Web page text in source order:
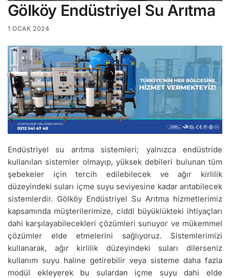
Gölköy Endüstriyel Su Arıtma
1 OCAK 2024
Endüstriyel su arıtma sistemleri; yalnızca endüstride
kullanılan sistemler olmayıp, yüksek debileri bulunan tüm
şebekeler için tercih edilebilecek ve ağır kirlilik
düzeyindeki suları içme suyu seviyesine kadar arıtabilecek
sistemlerdir. Gölköy Endüstriyel Su Arıtma hizmetlerimiz
kapsamında müşterilerimize, ciddi büyüklükteki ihtiyaçları
dahi karşılayabilecekleri çözümleri sunuyor ve mükemmel
çözümler elde etmelerini sağlıyoruz. Sistemlerimizi
kullanarak, ağır kirlilik düzeyindeki suları dilerseniz
kullanım suyu haline getirebilir veya sisteme daha fazla
modül ekleyerek bu sulardan içme suyu dahi elde